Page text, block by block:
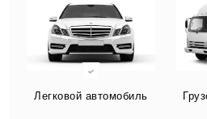
Легковой автомобиль